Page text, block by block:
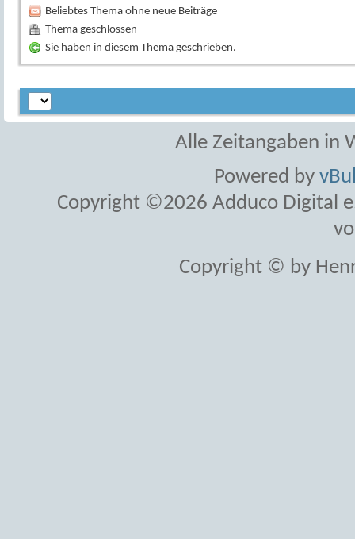
Beliebtes Thema ohne neue Beiträge
Thema geschlossen
Sie haben in diesem Thema geschrieben.
Alle Zeitangaben in
Powered by
Copyright ©2026 Adduco Digital
Copyright © by